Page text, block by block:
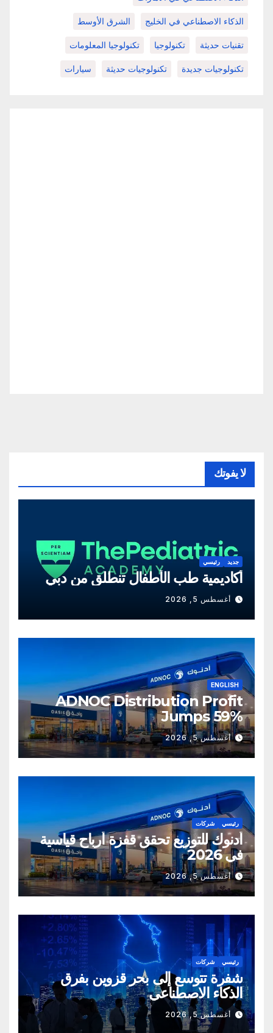
الذكاء الاصطناعي في الخليج الشرق الأوسط
تقنيات حديثة تكنولوجيا تكنولوجيا المعلومات
تكنولوجيات جديدة تكنولوجيات حديثة سيارات
لا يفوتك
جديد رئيسي
أكاديمية طب الأطفال تنطلق من دبي
أغسطس 5, 2026
ENGLISH
ADNOC Distribution Profit
Jumps 59%
أغسطس 5, 2026
رئيسي شركات
أدنوك للتوزيع تحقق قفزة أرباح قياسية
في 2026
أغسطس 5, 2026
رئيسي شركات
شفرة تتوسع إلى بحر قزوين بفرق
الذكاء الاصطناعي
أغسطس 5, 2026